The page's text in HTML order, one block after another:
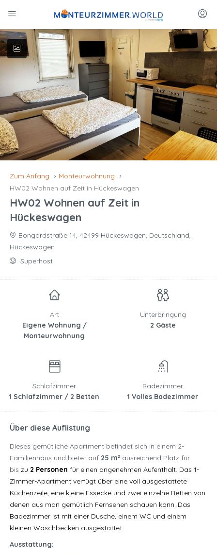
Zum Anfang
Monteurwohnung
HW02 Wohnen auf Zeit in Hückeswagen
HW02 Wohnen auf Zeit in
Hückeswagen
Bongardstraße 14, 42499 Hückeswagen, Deutschland,
Hückeswagen
Superhost
Art
Eigene Wohnung /
Monteurwohnung
Unterbringung
2 Gäste
Schlafzimmer
1 Schlafzimmer / 2 Betten
Badezimmer
1 Volles Badezimmer
Über diese Auflistung
Dieses gemütliche Apartment befindet sich in einem 2-
Familienhaus und bietet auf 25 m² ausreichend Platz für
bis zu 2 Personen für einen angenehmen Aufenthalt. Das 1-
Zimmer-Apartment verfügt über eine voll ausgestattete
Küchenzeile, eine kleine Essecke und zwei einzelne Betten von
denen aus man gemütlich Fernsehen schauen kann. Das
Badezimmer ist mit einer Dusche, einem WC und einem
kleinen Waschbecken ausgestattet.
Ausstattung: